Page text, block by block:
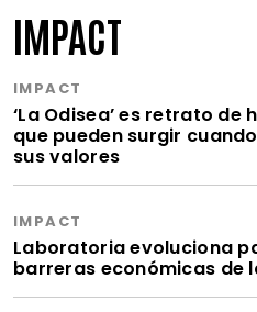
IMPACT
IMPACT
‘La Odisea’ es retrato
que pueden surgir
sus valores
IMPACT
Laboratoria evoluciona
barreras económicas de